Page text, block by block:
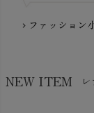
chevron_right ファッション
NEW ITEM